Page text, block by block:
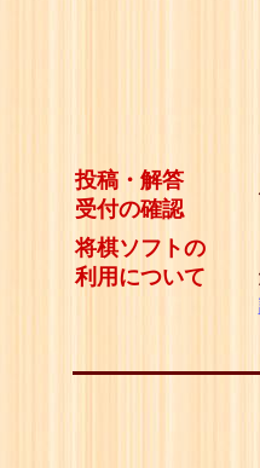
投稿・解答
受付の確認
将棋ソフトの
利用について